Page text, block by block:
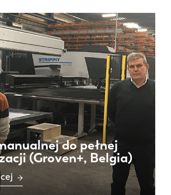
do pełnej
(Groven+, Belgia)